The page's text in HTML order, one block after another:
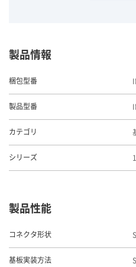
製品情報
梱包型番
製品型番
カテゴリ
シリーズ
製品性能
コネクタ形状
基板実装方法